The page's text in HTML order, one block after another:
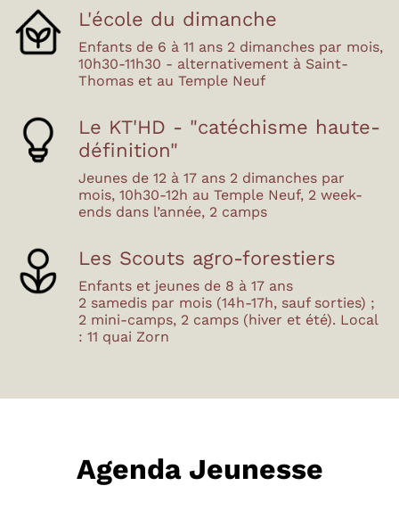
L'école du dimanche
Enfants de 6 à 11 ans 2 dimanches par mois,
10h30-11h30 - alternativement à Saint-
Thomas et au Temple Neuf
Le KT'HD - "catéchisme haute-
définition"
Jeunes de 12 à 17 ans 2 dimanches par
mois, 10h30-12h au Temple Neuf, 2 week-
ends dans l’année, 2 camps
Les Scouts agro-forestiers
Enfants et jeunes de 8 à 17 ans
2 samedis par mois (14h-17h, sauf sorties) ;
2 mini-camps, 2 camps (hiver et été). Local
: 11 quai Zorn
Agenda Jeunesse